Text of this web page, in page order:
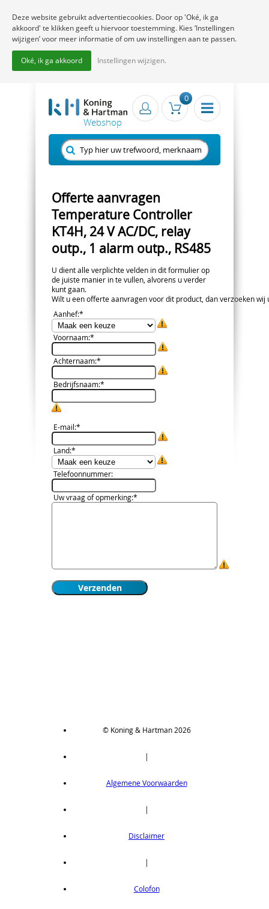
0
Offerte aanvragen
Temperature Controller
KT4H, 24 V AC/DC, relay
outp., 1 alarm outp., RS485
U dient alle verplichte velden in dit formulier op
de juiste manier in te vullen, alvorens u verder
kunt gaan.
Wilt u een offerte aanvragen voor dit product, dan verzoeken
Aanhef:*
Voornaam:*
Achternaam:*
Bedrijfsnaam:*
E-mail:*
Land:*
Telefoonnummer:
Uw vraag of opmerking:*
© Koning & Hartman 2026
|
Algemene Voorwaarden
|
Disclaimer
|
Colofon
Deze website gebruikt advertentiecookies. Door op 'Oké, ik ga
akkoord' te klikken geeft u hiervoor toestemming. Kies ‘Instellingen
wijzigen’ voor meer informatie of om uw instellingen aan te passen.
Oké, ik ga akkoord Instellingen wijzigen.